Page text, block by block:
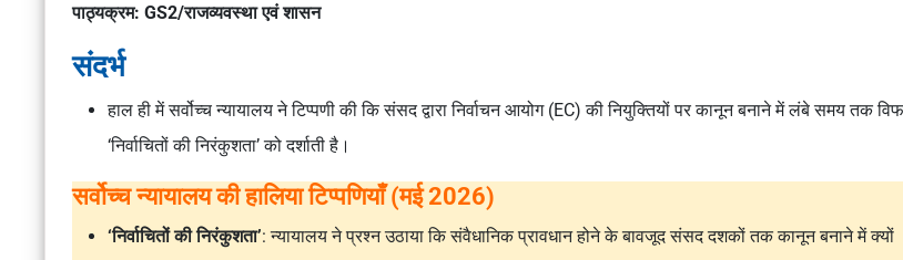
पाठ्यक्रम: GS2/राजव्यवस्था एवं शासन
संदर्भ
हाल ही में सर्वोच्च न्यायालय ने टिप्पणी की कि संसद द्वारा निर्वाचन आयोग (EC) की नियुक्तियों पर कानून बनाने में लंबे समय तक
‘निर्वाचितों की निरंकुशता’ को दर्शाती है।
सर्वोच्च न्यायालय की हालिया टिप्पणियाँ (मई 2026)
‘निर्वाचितों की निरंकुशता’: न्यायालय ने प्रश्न उठाया कि संवैधानिक प्रावधान होने के बावजूद संसद दशकों तक कानून बनाने में क्यों